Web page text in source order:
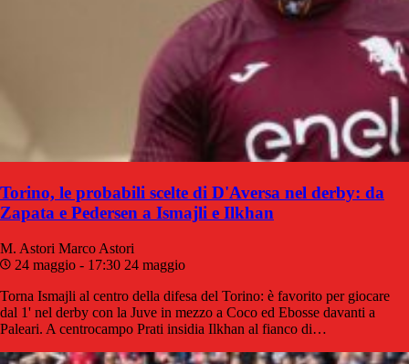
Torino, le probabili scelte di D'Aversa nel derby: da
Zapata e Pedersen a Ismajli e Ilkhan
M. Astori Marco Astori
24 maggio - 17:30 24 maggio
Torna Ismajli al centro della difesa del Torino: è favorito per giocare
dal 1' nel derby con la Juve in mezzo a Coco ed Ebosse davanti a
Paleari. A centrocampo Prati insidia Ilkhan al fianco di…